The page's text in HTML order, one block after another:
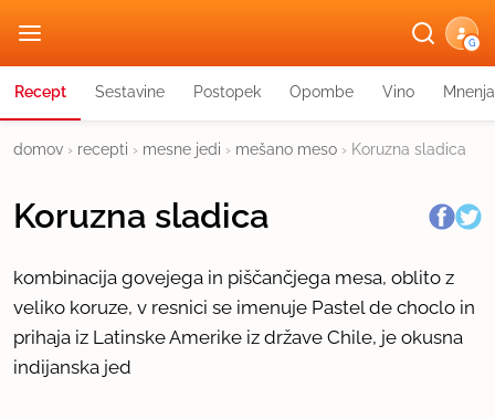
G
Recept Sestavine Postopek Opombe Vino Mnenja
domov › recepti › mesne jedi › mešano meso › Koruzna sladica
Koruzna sladica
kombinacija govejega in piščančjega mesa, oblito z
veliko koruze, v resnici se imenuje Pastel de choclo in
prihaja iz Latinske Amerike iz države Chile, je okusna
indijanska jed